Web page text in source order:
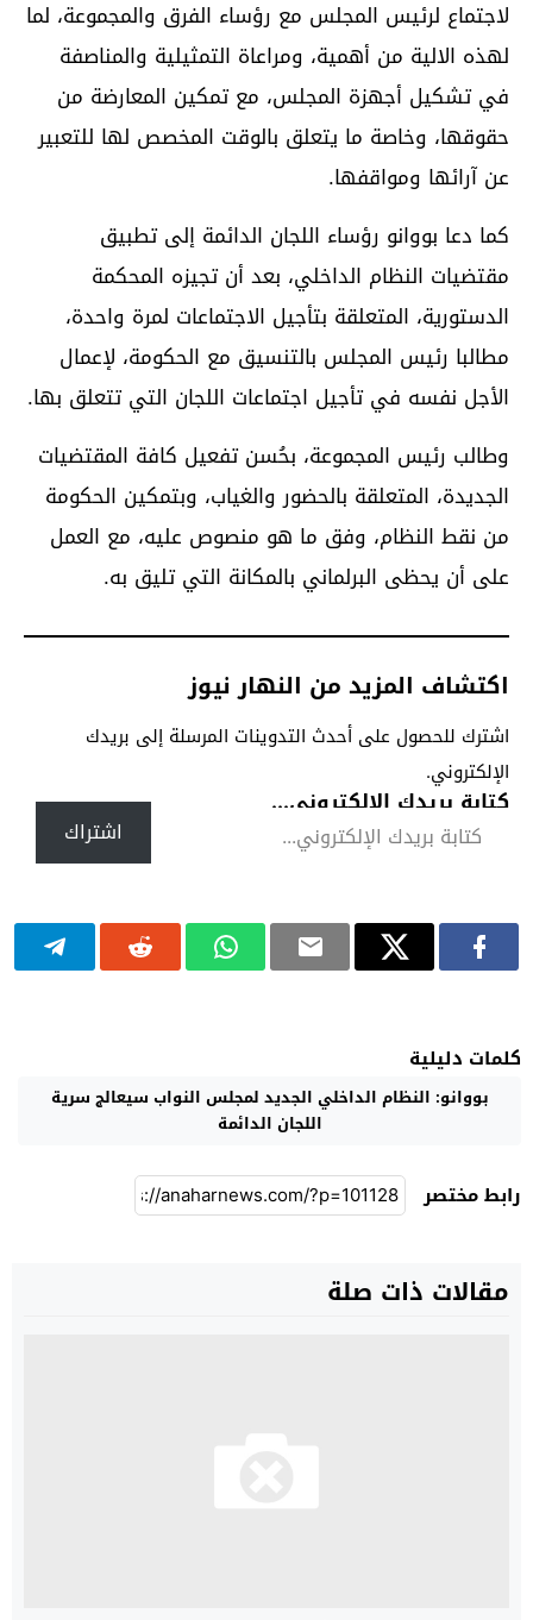
لاجتماع لرئيس المجلس مع رؤساء الفرق والمجموعة، لما
لهذه الالية من أهمية، ومراعاة التمثيلية والمناصفة
في تشكيل أجهزة المجلس، مع تمكين المعارضة من
حقوقها، وخاصة ما يتعلق بالوقت المخصص لها للتعبير
عن آرائها ومواقفها.
كما دعا بووانو رؤساء اللجان الدائمة إلى تطبيق
مقتضيات النظام الداخلي، بعد أن تجيزه المحكمة
الدستورية، المتعلقة بتأجيل الاجتماعات لمرة واحدة،
مطالبا رئيس المجلس بالتنسيق مع الحكومة، لإعمال
الأجل نفسه في تأجيل اجتماعات اللجان التي تتعلق بها.
وطالب رئيس المجموعة، بحُسن تفعيل كافة المقتضيات
الجديدة، المتعلقة بالحضور والغياب، وبتمكين الحكومة
من نقط النظام، وفق ما هو منصوص عليه، مع العمل
على أن يحظى البرلماني بالمكانة التي تليق به.
اكتشاف المزيد من النهار نيوز
اشترك للحصول على أحدث التدوينات المرسلة إلى بريدك
الإلكتروني.
كتابة بريدك الإلكتروني...
اشتراك
كلمات دليلية
بووانو: النظام الداخلي الجديد لمجلس النواب سيعالج سرية
اللجان الدائمة
رابط مختصر
مقالات ذات صلة